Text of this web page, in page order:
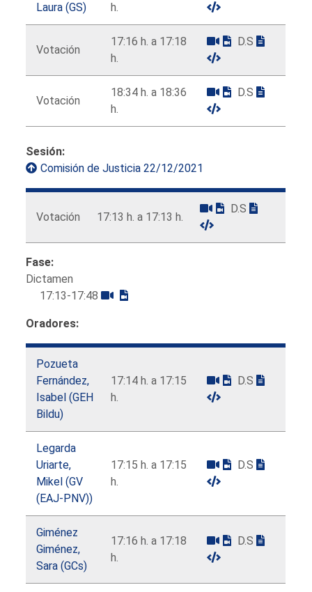
Laura (GS) h.
Votación
17:16 h. a 17:18
h.
D.S
Votación
18:34 h. a 18:36
h.
D.S
Sesión:
Comisión de Justicia 22/12/2021
Votación 17:13 h. a 17:13 h.
D.S
Fase:
Dictamen
17:13-17:48
Oradores:
Pozueta
Fernández,
Isabel (GEH
Bildu)
17:14 h. a 17:15
h.
D.S
Legarda
Uriarte,
Mikel (GV
(EAJ-PNV))
17:15 h. a 17:15
h.
D.S
Giménez
Giménez,
Sara (GCs)
17:16 h. a 17:18
h.
D.S